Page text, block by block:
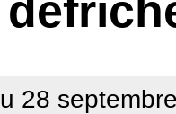
28